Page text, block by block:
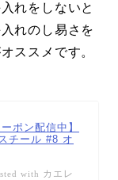
れをしないと
れのし易さを
ススメです。
ポン配信中】
チール #8 オ
with カエレ